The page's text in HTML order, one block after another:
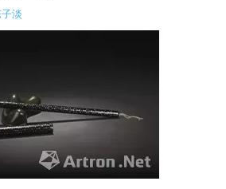
个中心十年 跨学
研究新突破
立即阅读
子淡